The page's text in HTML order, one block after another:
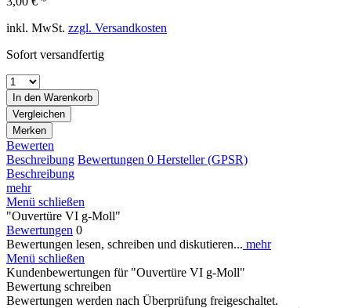
inkl. MwSt. zzgl. Versandkosten
Sofort versandfertig
In den Warenkorb
Vergleichen
Merken
Bewerten
Beschreibung Bewertungen 0 Hersteller (GPSR)
Beschreibung
mehr
Menü schließen
"Ouvertüre VI g-Moll"
Bewertungen 0
Bewertungen lesen, schreiben und diskutieren... mehr
Menü schließen
Kundenbewertungen für "Ouvertüre VI g-Moll"
Bewertung schreiben
Bewertungen werden nach Überprüfung freigeschaltet.